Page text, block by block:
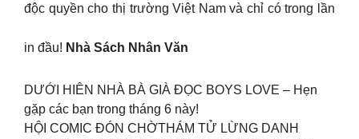
độc quyền cho thị trường Việt Nam và chỉ có trong lần
in đầu! Nhà Sách Nhân Văn
DƯỚI HIÊN NHÀ BÀ GIÀ ĐỌC BOYS LOVE – Hẹn
gặp các bạn trong tháng 6 này!
HỘI COMIC ĐÓN CHỜTHÁM TỬ LỪNG DANH